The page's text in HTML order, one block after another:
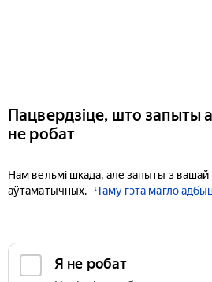
Пацвердзіце, што запыты
не робат
Нам вельмі шкада, але запыты з
аўтаматычных.
Чаму гэта магло
Я не робат